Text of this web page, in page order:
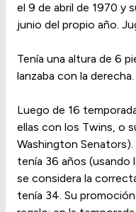
el 9 de abril de 1970 y
junio del propio año.
Tenía una altura de 6
lanzaba con la derecha.
Luego de 16
ellas con los Twins, o
Washington
tenía 36 años (usando
se considera la
tenía 34. Su